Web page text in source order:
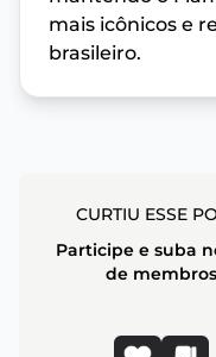
mais icônicos e
brasileiro.
CURTIU ESSE
Participe e suba
de membros